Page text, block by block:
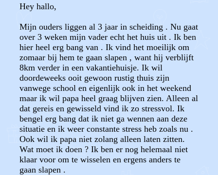
Hey hallo,
Mijn ouders liggen al 3 jaar in scheiding . Nu gaat
over 3 weken mijn vader echt het huis uit . Ik ben
hier heel erg bang van . Ik vind het moeilijk om
zomaar bij hem te gaan slapen , want hij verblijft
8km verder in een vakantiehuisje. Ik wil
doordeweeks ooit gewoon rustig thuis zijn
vanwege school en eigenlijk ook in het weekend
maar ik wil papa heel graag blijven zien. Alleen al
dat gereis en gewisseld vind ik zo stressvol. Ik
bengel erg bang dat ik niet ga wennen aan deze
situatie en ik weer constante stress heb zoals nu .
Ook wil ik papa niet zolang alleen laten zitten.
Wat moet ik doen ? Ik ben er nog helemaal niet
klaar voor om te wisselen en ergens anders te
gaan slapen .